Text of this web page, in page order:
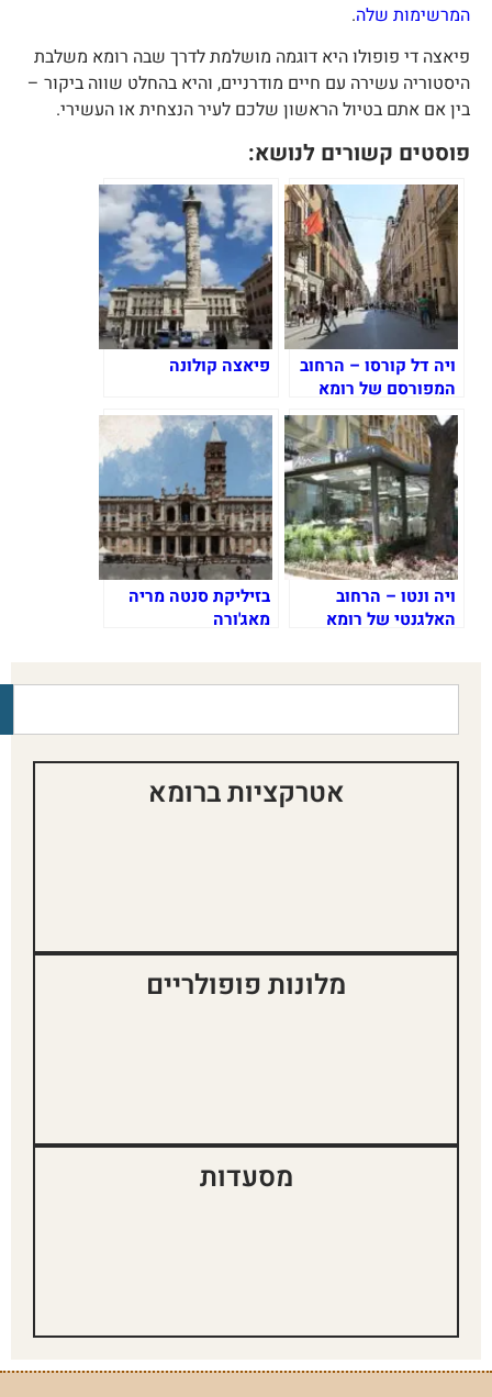
שלה.
די פופולו היא דוגמה מושלמת לדרך שבה רומא משלבת
עשירה עם חיים מודרניים, והיא בהחלט שווה ביקור –
אם אתם בטיול הראשון שלכם לעיר הנצחית או העשירי.
קשורים לנושא:
ויה דל קורסו – הרחוב
המפורסם של רומא
פיאצה קולונה
ויה ונטו – הרחוב
האלגנטי של רומא
בזיליקת סנטה מריה
מאג'ורה
אטרקציות ברומא
מלונות פופולריים
מסעדות